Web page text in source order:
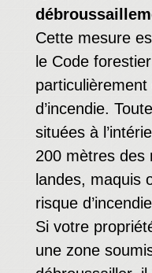
Cette mesure
le Code
d’incendie.
situées à
200 mètres des
landes, maquis
risque
Si votre
une zone